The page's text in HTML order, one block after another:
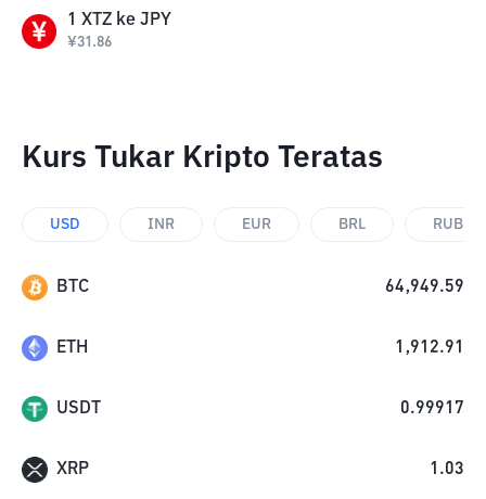
1 XTZ ke JPY
¥31.86
Kurs Tukar Kripto Teratas
USD INR EUR BRL RUB
BTC 64,949.59
ETH 1,912.91
USDT 0.99917
XRP 1.03